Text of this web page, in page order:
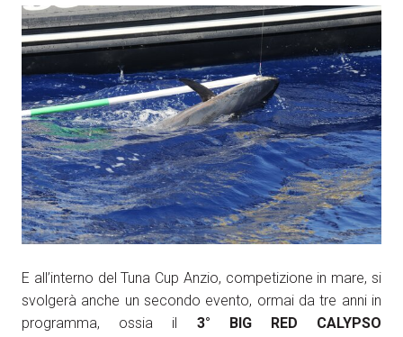
E all’interno del Tuna Cup Anzio, competizione in mare, si
svolgerà anche un secondo evento, ormai da tre anni in
programma, ossia il 3° BIG RED CALYPSO